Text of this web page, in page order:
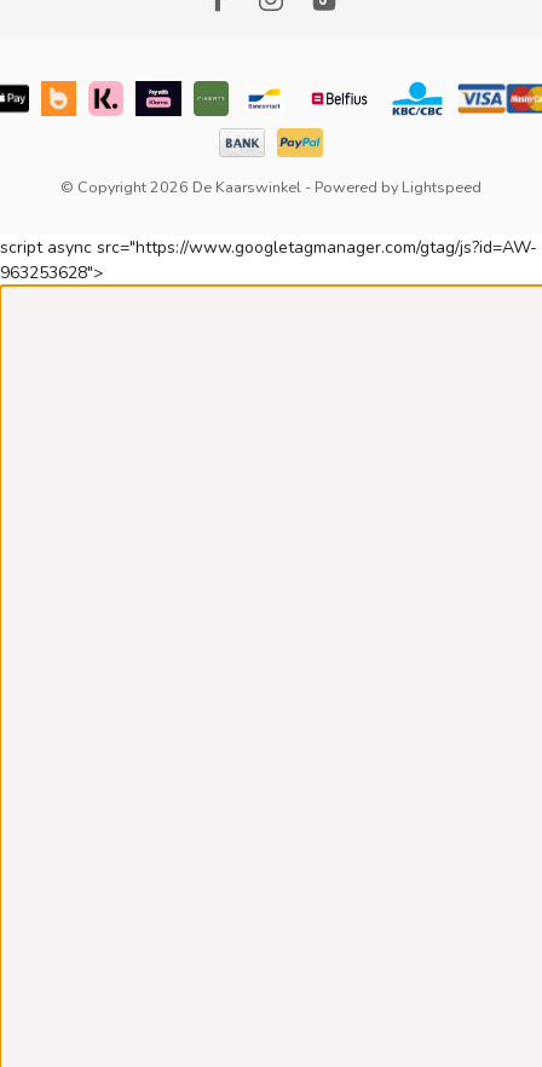
© Copyright 2026 De Kaarswinkel - Powered by Lightspeed
script async src="https://www.googletagmanager.com/gtag/js?id=AW-
963253628">